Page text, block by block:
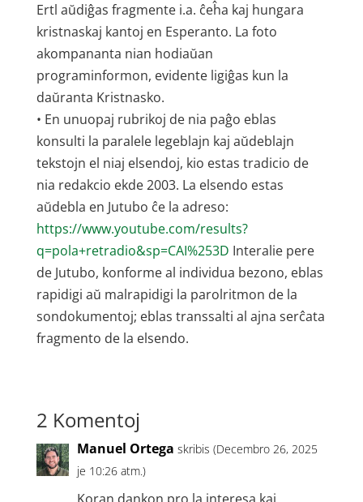
Ertl aŭdiĝas fragmente i.a. ĉeĥa kaj hungara
kristnaskaj kantoj en Esperanto. La foto
akompananta nian hodiaŭan
programinformon, evidente ligiĝas kun la
daŭranta Kristnasko.
• En unuopaj rubrikoj de nia paĝo eblas
konsulti la paralele legeblajn kaj aŭdeblajn
tekstojn el niaj elsendoj, kio estas tradicio de
nia redakcio ekde 2003. La elsendo estas
aŭdebla en Jutubo ĉe la adreso:
https://www.youtube.com/results?
q=pola+retradio&sp=CAI%253D Interalie pere
de Jutubo, konforme al individua bezono, eblas
rapidigi aŭ malrapidigi la parolritmon de la
sondokumentoj; eblas transsalti al ajna serĉata
fragmento de la elsendo.
2 Komentoj
Manuel Ortega skribis (Decembro 26, 2025
je 10:26 atm.)